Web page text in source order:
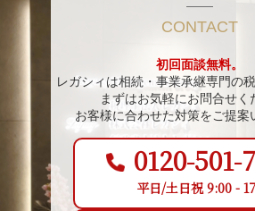
CONTACT
初回面談無料。
レガシィは相続・事業承継専門の
まずはお気軽にお問合せく
お客様に合わせた対策をご提案
0120-501-
平日/土日祝 9:00 -